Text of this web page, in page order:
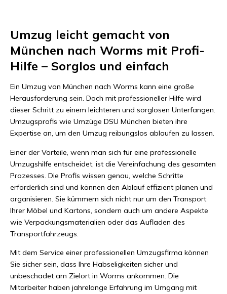
Umzug leicht gemacht von
München nach Worms mit Profi-
Hilfe – Sorglos und einfach
Ein Umzug von München nach Worms kann eine große
Herausforderung sein. Doch mit professioneller Hilfe wird
dieser Schritt zu einem leichteren und sorglosen Unterfangen.
Umzugsprofis wie Umzüge DSU München bieten ihre
Expertise an, um den Umzug reibungslos ablaufen zu lassen.
Einer der Vorteile, wenn man sich für eine professionelle
Umzugshilfe entscheidet, ist die Vereinfachung des gesamten
Prozesses. Die Profis wissen genau, welche Schritte
erforderlich sind und können den Ablauf effizient planen und
organisieren. Sie kümmern sich nicht nur um den Transport
Ihrer Möbel und Kartons, sondern auch um andere Aspekte
wie Verpackungsmaterialien oder das Aufladen des
Transportfahrzeugs.
Mit dem Service einer professionellen Umzugsfirma können
Sie sicher sein, dass Ihre Habseligkeiten sicher und
unbeschadet am Zielort in Worms ankommen. Die
Mitarbeiter haben jahrelange Erfahrung im Umgang mit